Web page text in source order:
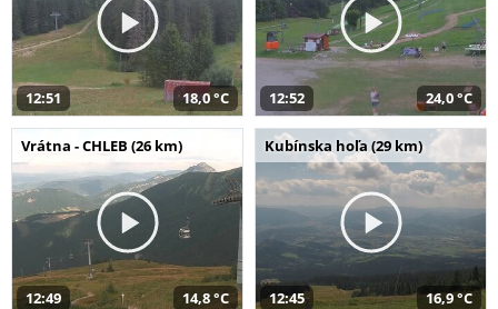
12:51 18,0 °C 12:52 24,0 °C
Vrátna - CHLEB (26 km)
12:49 14,8 °C
Kubínska hoľa (29 km)
12:45 16,9 °C